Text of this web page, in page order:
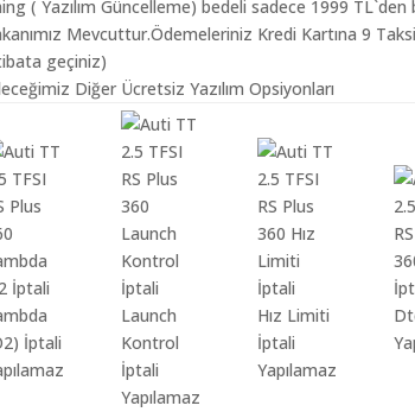
( Yazılım Güncelleme) bedeli sadece 1999 TL`den
Mevcuttur.Ödemeleriniz Kredi Kartına 9
geçiniz)
Diğer Ücretsiz Yazılım Opsiyonları
İptali
Launch
Kontrol
İptali
Yapılamaz
Hız Limiti
İptali
Yapılamaz